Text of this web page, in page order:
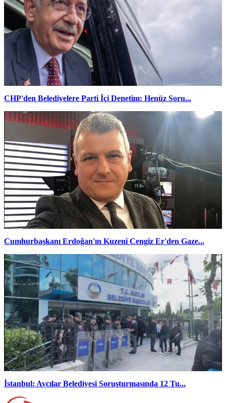
CHP'den Belediyelere Parti İçi Denetim: Henüz Soru...
Cumhurbaşkanı Erdoğan'ın Kuzeni Cengiz Er'den Gaze...
İstanbul: Avcılar Belediyesi Soruşturmasında 12 Tu...